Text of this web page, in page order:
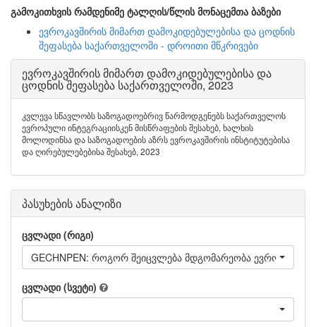
გამოკითხვის რამდენიმე ტალღის/წლის მონაცემთა ბაზები
ევროკავშირის მიმართ დამოკიდებულებისა და ცოდნის
შეფასება საქართველოში - დროითი მწკრივები
ევროკავშირის მიმართ დამოკიდებულებისა და
ცოდნის შეფასება საქართველოში, 2023
კვლევა სწავლობს საზოგადოებრივ წარმოდგენებს საქართველოს
ევროპული ინტეგრაციისკენ მისწრაფების შესახებ, ხალხის
მოლოდინსა და საზოგადოების აზრს ევროკავშირის ინსტიტუტებისა
და ღირებულებებისა შესახებ, 2023
პასუხების ანალიზი
ცვლადი (რიგი)
GECHNPEN: როგორ შეიცვლება მდგომარეობა
ცვლადი (სვეტი)